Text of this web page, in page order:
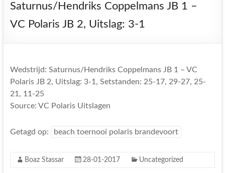
Saturnus/Hendriks Coppelmans JB 1 –
VC Polaris JB 2, Uitslag: 3-1
Wedstrijd: Saturnus/Hendriks Coppelmans JB 1 – VC
Polaris JB 2, Uitslag: 3-1, Setstanden: 25-17, 29-27, 25-
21, 11-25
Source: VC Polaris Uitslagen
Getagd op: beach toernooi polaris brandevoort
Boaz Stassar 28-01-2017 Uncategorized